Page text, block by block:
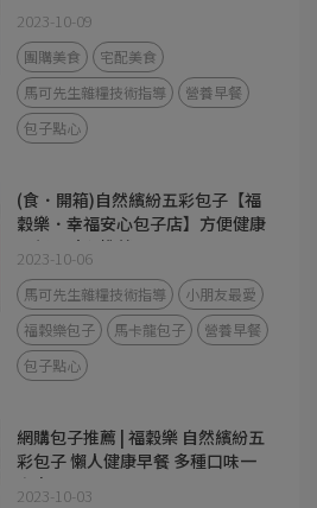
2023-10-09
團購美食
宅配美食
馬可先生雜糧技術指導
營養早餐
包子點心
(食．開箱)自然繽紛五彩包子【福
穀樂．幸福安心包子店】方便健康
早餐、點心推薦
2023-10-06
馬可先生雜糧技術指導
小朋友最愛
福穀樂包子
馬卡龍包子
營養早餐
包子點心
網購包子推薦 | 福穀樂 自然繽紛五
彩包子 懶人健康早餐 多種口味一
次享用
2023-10-03